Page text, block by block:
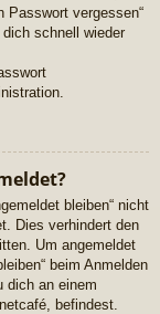
Passwort vergessen“
schnell wieder
bleiben“ nicht
Dies verhindert den
Um angemeldet
beim Anmelden
dich an einem
befindest.